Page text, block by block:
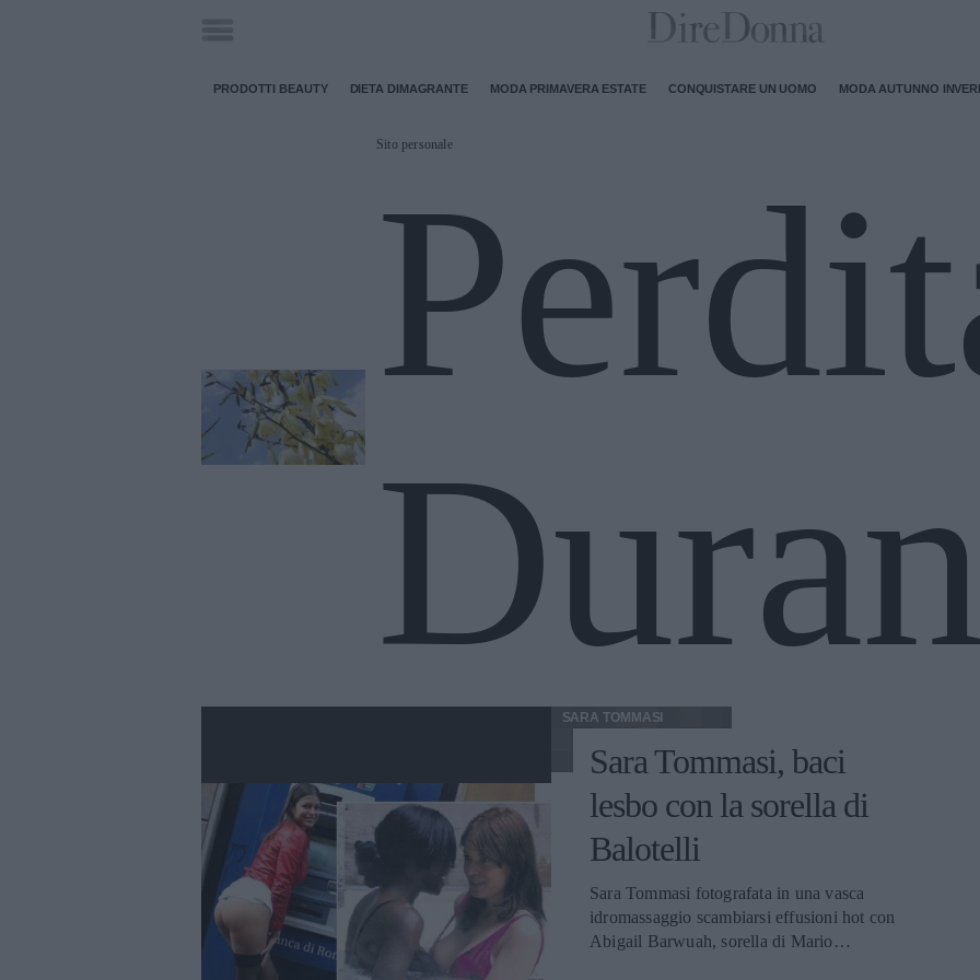
PRODOTTI BEAUTY DIETA DIMAGRANTE MODA PRIMAVERA ESTATE CONQUISTARE UN UOMO MODA AUTUNNO
Sito personale
SARA TOMMASI
Sara Tommasi, baci
lesbo con la sorella di
Balotelli
Sara Tommasi fotografata in una vasca
idromassaggio scambiarsi effusioni hot con
Abigail Barwuah, sorella di Mario